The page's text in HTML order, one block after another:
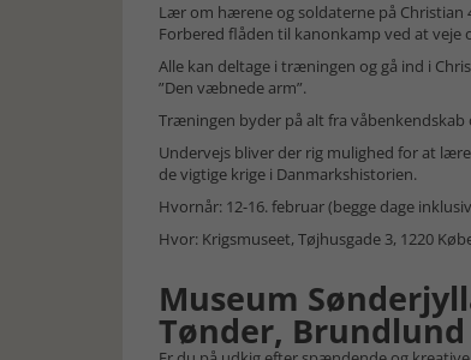
Lær om hærene og soldaterne på Christian
Forbered flåden til kanonkamp ved at veje
Alle kan deltage i træningen og gå ind i
”Den væbnede arm”.
Træningen byder på alt fra
Undervejs bliver der rig mulighed for at
de vigtige krige i Danmarkshistorien.
Hvornår: 12-16. februar (begge dage
Hvor: Krigsmuseet, Tøjhusgade 3, 1220
Museum
Tønder,